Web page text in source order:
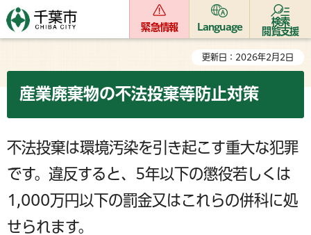
緊急情報 Language
検索
閲覧支援
更新日：2026年2月2日
産業廃棄物の不法投棄等防止対策
不法投棄は環境汚染を引き起こす重大な犯罪
です。違反すると、5年以下の懲役若しくは
1,000万円以下の罰金又はこれらの併科に処
せられます。